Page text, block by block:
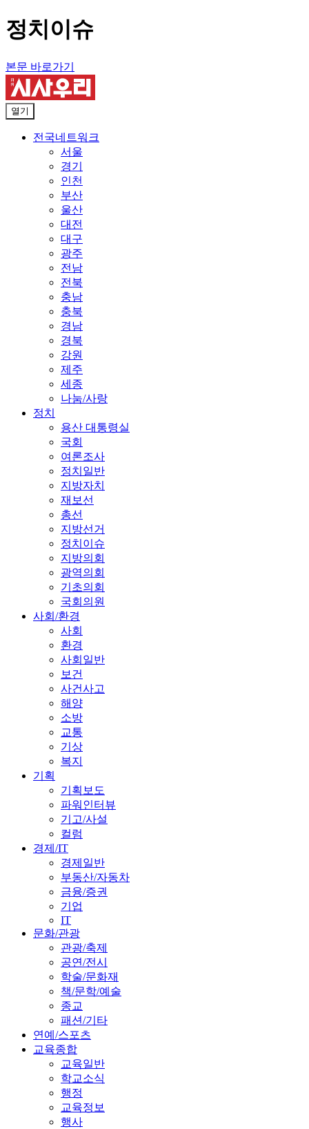
정치이슈
본문 바로가기
열기
전국네트워크
서울
경기
인천
부산
울산
대전
대구
광주
전남
전북
충남
충북
경남
경북
강원
제주
세종
나눔/사랑
정치
용산 대통령실
국회
여론조사
정치일반
지방자치
재보선
총선
지방선거
정치이슈
지방의회
광역의회
기초의회
국회의원
사회/환경
사회
환경
사회일반
보건
사건사고
해양
소방
교통
기상
복지
기획
기획보도
파워인터뷰
기고/사설
컬럼
경제/IT
경제일반
부동산/자동차
금융/증권
기업
IT
문화/관광
관광/축제
공연/전시
학술/문화재
책/문학/예술
종교
패션/기타
연예/스포츠
교육종합
교육일반
학교소식
행정
교육정보
행사